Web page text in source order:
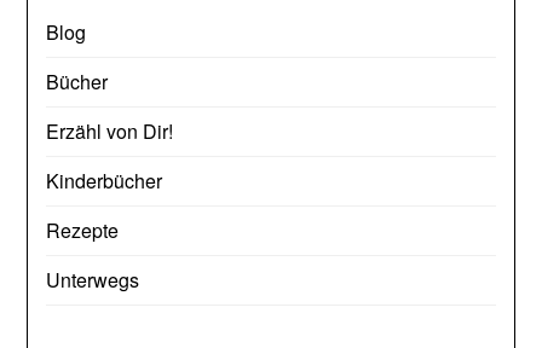
Blog
Bücher
Erzähl von Dir!
Kinderbücher
Rezepte
Unterwegs